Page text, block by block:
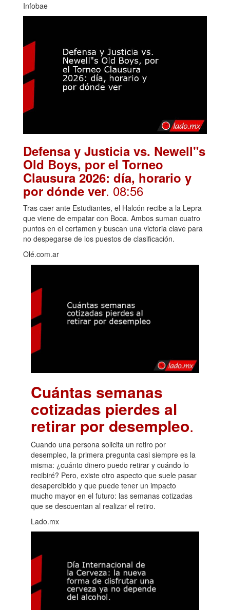
Infobae
Defensa y Justicia vs. Newell"s
Old Boys, por el Torneo
Clausura 2026: día, horario y
por dónde ver. 08:56
Tras caer ante Estudiantes, el Halcón recibe a la Lepra
que viene de empatar con Boca. Ambos suman cuatro
puntos en el certamen y buscan una victoria clave para
no despegarse de los puestos de clasificación.
Olé.com.ar
Cuántas semanas
cotizadas pierdes al
retirar por desempleo.
Cuando una persona solicita un retiro por
desempleo, la primera pregunta casi siempre es la
misma: ¿cuánto dinero puedo retirar y cuándo lo
recibiré? Pero, existe otro aspecto que suele pasar
desapercibido y que puede tener un impacto
mucho mayor en el futuro: las semanas cotizadas
que se descuentan al realizar el retiro.
Lado.mx